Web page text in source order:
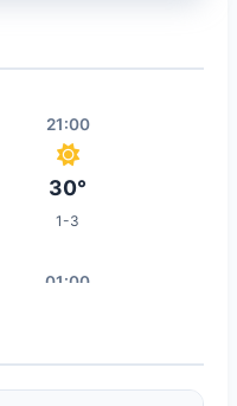
21:00
30°
1-3
01:00